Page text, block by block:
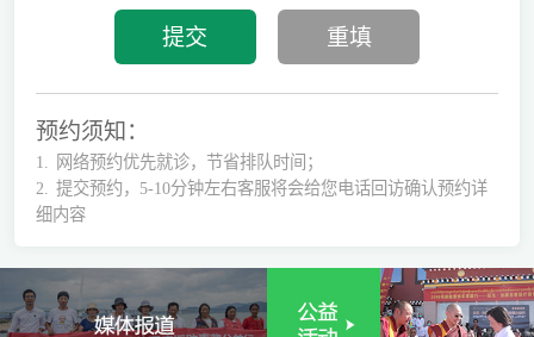
预约须知：
1.
网络预约优先就诊，节省排队时间；
2.
提交预约，5-10分钟左右客服将会给您电话回访确认预约详
细内容